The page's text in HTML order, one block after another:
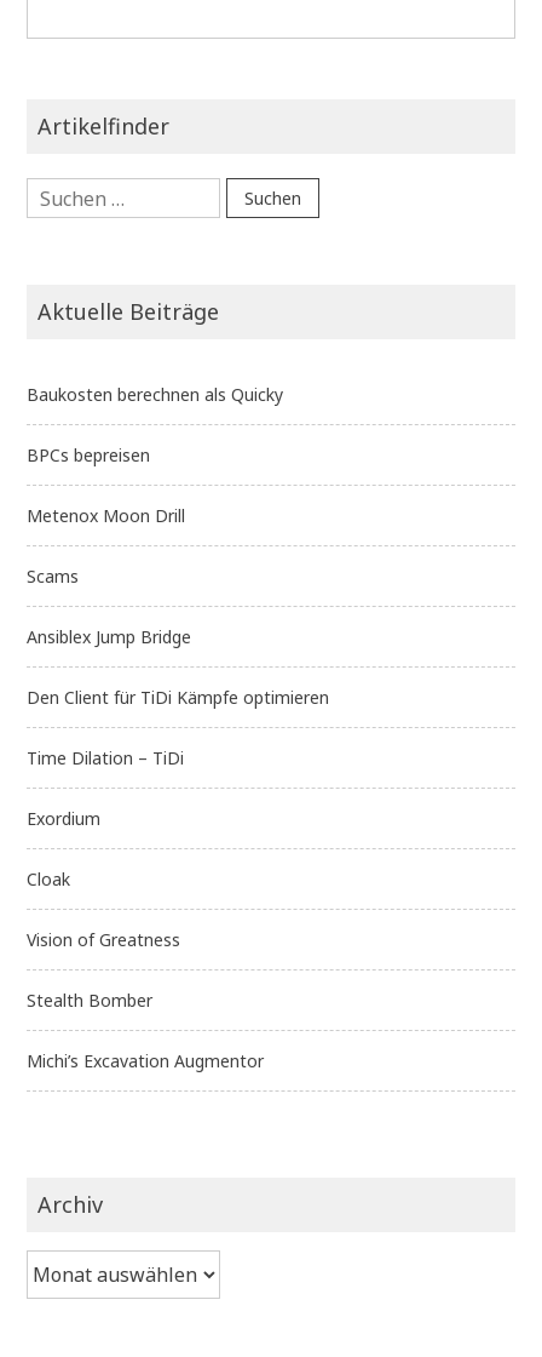
Artikelfinder
Suchen
nach:
Aktuelle Beiträge
Baukosten berechnen als Quicky
BPCs bepreisen
Metenox Moon Drill
Scams
Ansiblex Jump Bridge
Den Client für TiDi Kämpfe optimieren
Time Dilation – TiDi
Exordium
Cloak
Vision of Greatness
Stealth Bomber
Michi’s Excavation Augmentor
Archiv
Archiv